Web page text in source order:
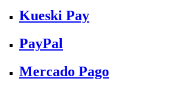
Kueski Pay
PayPal
Mercado Pago